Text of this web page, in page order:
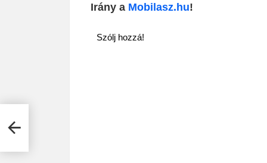
Irány a Mobilasz.hu!
Szólj hozzá!